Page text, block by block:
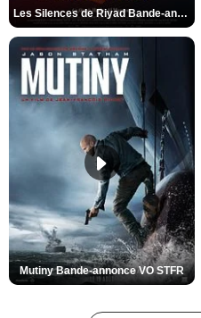
Les Silences de Riyad Bande-annonce VO STFR
Mutiny Bande-annonce VO STFR